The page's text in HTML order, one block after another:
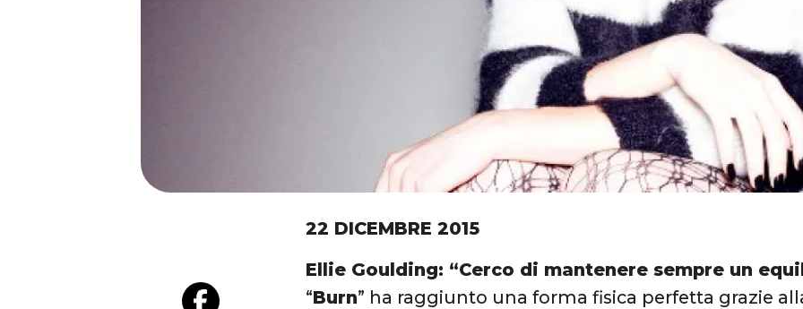
22 DICEMBRE 2015
Ellie Goulding: “Cerco di mantenere sempre un
“Burn” ha raggiunto una forma fisica perfetta grazie